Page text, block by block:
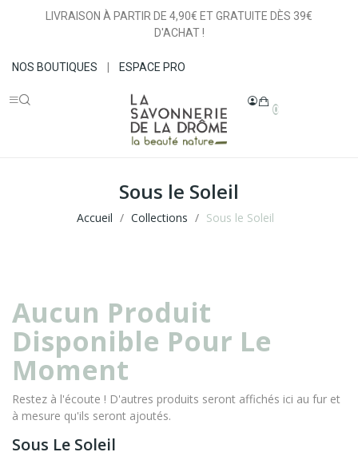
LIVRAISON À PARTIR DE 4,90€ ET GRATUITE DÈS 39€
D'ACHAT !
NOS BOUTIQUES ESPACE PRO
0
Sous le Soleil
Accueil Collections Sous le Soleil
Sous Le Soleil
Aucun Produit
Disponible Pour Le
Moment
Restez à l'écoute ! D'autres produits seront affichés ici au fur et
à mesure qu'ils seront ajoutés.